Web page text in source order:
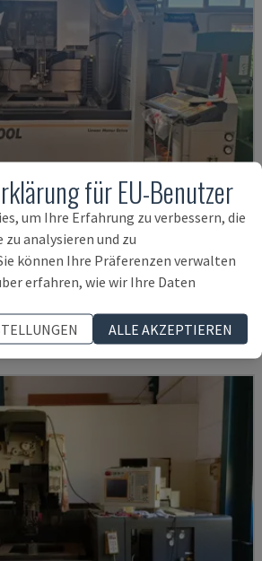
67.000 €
für EU-Benutzer
um Ihre Erfahrung zu verbessern, die
analysieren und zu
können Ihre Präferenzen verwalten
erfahren, wie wir Ihre Daten
ALLE AKZEPTIEREN